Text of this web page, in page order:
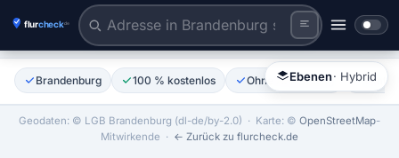
Tiles © Esri | Labels © Esri
Adresse eingeben oder Karte reinzoomen
Ebenen· Hybrid
Brandenburg 100 % kostenlos Ohne Anmeldung
Geodaten: © LGB Brandenburg (dl-de/by-2.0) · Karte: © OpenStreetMap-
Mitwirkende · ← Zurück zu flurcheck.de